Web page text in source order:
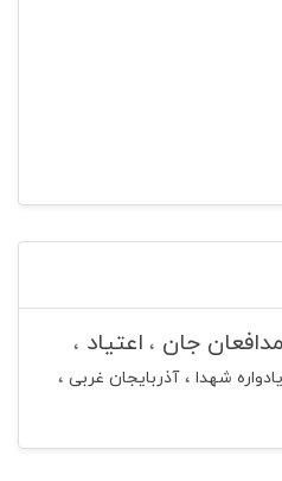
مدافعان جان اعتیاد
یادواره شهدا
آذربایجان غربی